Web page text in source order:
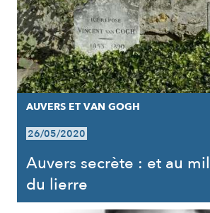
AUVERS ET VAN GOGH
26/05/2020
Auvers secrète : et au
du lierre